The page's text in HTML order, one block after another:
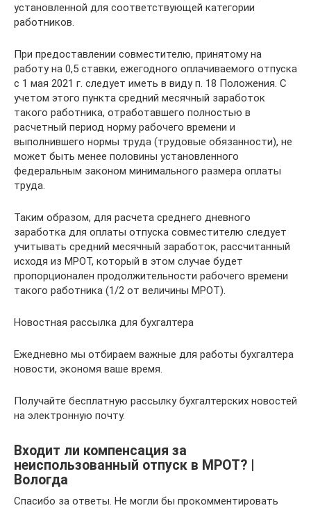
установленной для соответствующей категории
работников.
При предоставлении совместителю, принятому на
работу на 0,5 ставки, ежегодного оплачиваемого отпуска
с 1 мая 2021 г. следует иметь в виду п. 18 Положения. С
учетом этого пункта средний месячный заработок
такого работника, отработавшего полностью в
расчетный период норму рабочего времени и
выполнившего нормы труда (трудовые обязанности), не
может быть менее половины установленного
федеральным законом минимального размера оплаты
труда.
Таким образом, для расчета среднего дневного
заработка для оплаты отпуска совместителю следует
учитывать средний месячный заработок, рассчитанный
исходя из МРОТ, который в этом случае будет
пропорционален продолжительности рабочего времени
такого работника (1/2 от величины МРОТ).
Новостная рассылка для бухгалтера
Ежедневно мы отбираем важные для работы бухгалтера
новости, экономя ваше время.
Получайте бесплатную рассылку бухгалтерских новостей
на электронную почту.
Входит ли компенсация за
неиспользованный отпуск в МРОТ? |
Вологда
Спасибо за ответы. Не могли бы прокомментировать